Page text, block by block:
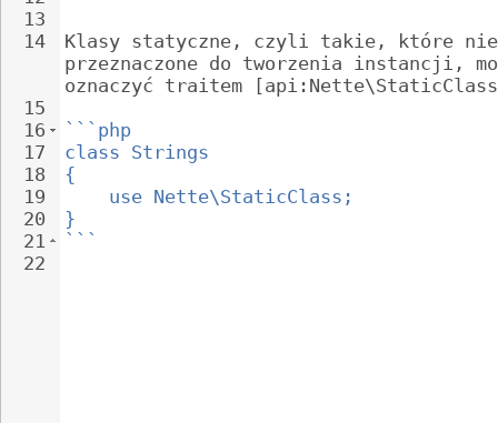
13
14
15
16
17
18
19
20
21
22
Klasy statyczne, czyli takie, które
przeznaczone do tworzenia instancji,
oznaczyć traitem
```php
class Strings
{
use Nette\StaticClass;
}
```